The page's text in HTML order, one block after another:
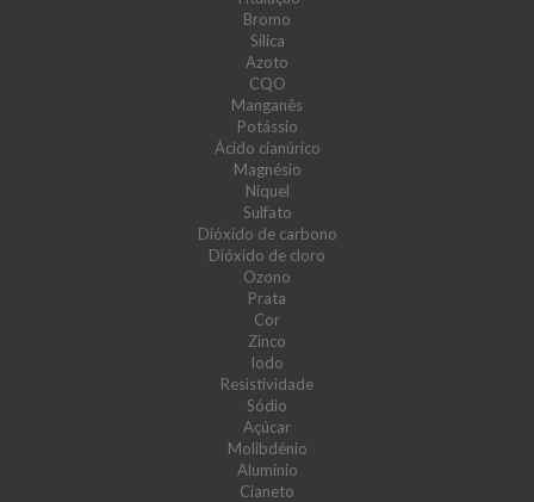
Bromo
Sílica
Azoto
CQO
Manganês
Potássio
Ácido cianúrico
Magnésio
Níquel
Sulfato
Dióxido de carbono
Dióxido de cloro
Ozono
Prata
Cor
Zinco
Iodo
Resistividade
Sódio
Açúcar
Molibdénio
Alumínio
Cianeto